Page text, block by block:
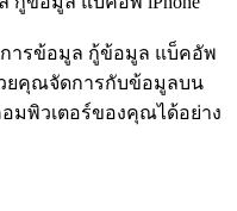
การข้อมูล กู้ข้อมูล แบ็คอัพ
วยคุณจัดการกับข้อมูลบน
อมพิวเตอร์ของคุณได้อย่าง